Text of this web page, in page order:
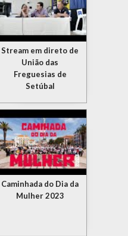
Stream em direto de
União das
Freguesias de
Setúbal
Caminhada do Dia da
Mulher 2023